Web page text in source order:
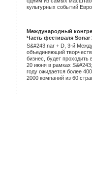
культурных событий
Международный
Часть фестиваля Sonar
S&#243;nar + D, 3-й
объединяющий
бизнес, будет проходить
20 июня в рамках
году ожидается более
2000 компаний из 60